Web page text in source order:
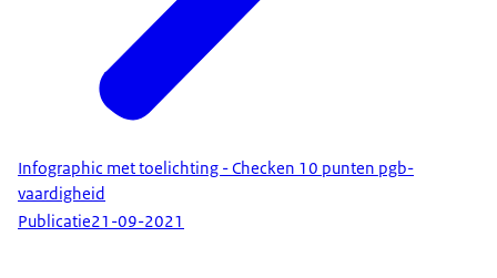
Infographic met toelichting - Checken 10 punten pgb-
vaardigheid
Publicatie21-09-2021